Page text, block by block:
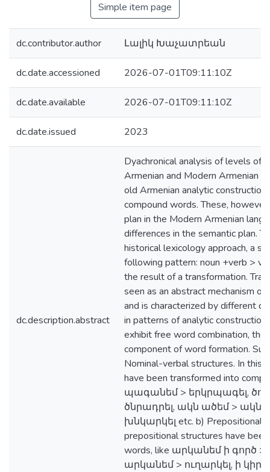
Simple item page
dc.contributor.author Լալիկ Խաչատրեան
dc.date.accessioned 2026-07-01T09:11:10Z
dc.date.available 2026-07-01T09:11:10Z
dc.date.issued 2023
dc.description.abstract
Dyachronical analysis of levels of
Armenian and Modern Armenian
old Armenian analytic
compound words. These,
plan in the Modern Armenian
differences in the semantic plan.
historical lexicology approach, a
following pattern: noun +verb >
the result of a transformation.
seen as an abstract mechanism
and is characterized by different
in patterns of analytic
exhibit free word combination, the
component of word formation.
Nominal-verbal structures. In this
have been transformed into
պագանեմ > երկրպագել,
ծնրադրել, ակն ածեմ >
խնկարկել etc. b) Prepositional
prepositional structures have
words, like արկանեմ ի գործ >
արկանեմ > ուղարկել, ի կիր